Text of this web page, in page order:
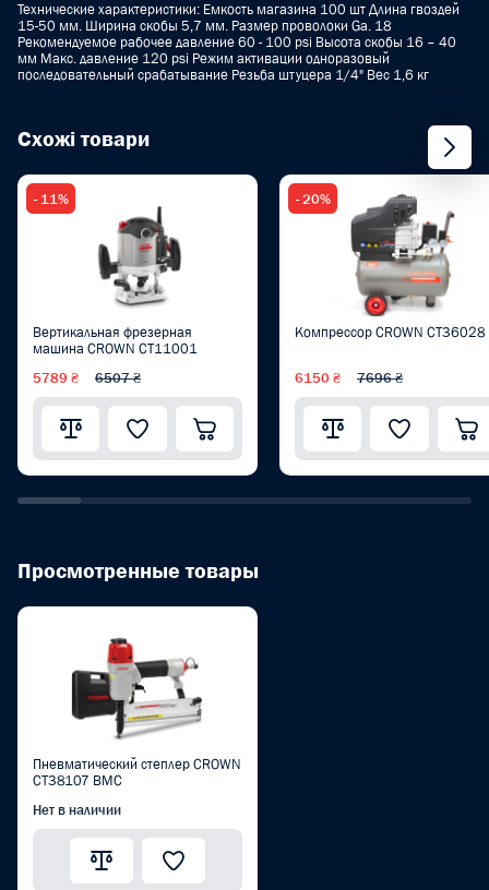
Технические характеристики: Емкость магазина 100 шт Длина гвоздей
15-50 мм. Ширина скобы 5,7 мм. Размер проволоки Ga. 18
Рекомендуемое рабочее давление 60 - 100 psi Высота скобы 16 – 40
мм Макс. давление 120 psi Режим активации одноразовый
последовательный срабатывание Резьба штуцера 1/4" Вес 1,6 кг
Схожі товари
- 11%
Вертикальная фрезерная
машина CROWN CT11001
5789 ₴ 6507 ₴
- 20%
Компрессор CROWN CT36028
6150 ₴ 7696 ₴
Просмотренные товары
Пневматический степлер CROWN
CT38107 BMC
Нет в наличии